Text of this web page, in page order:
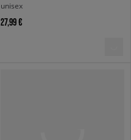
unisex
27,99 €